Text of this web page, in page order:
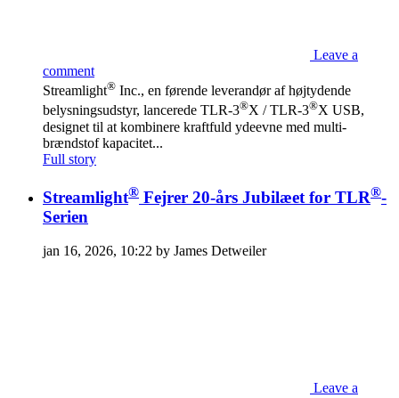
Leave a
comment
Streamlight® Inc., en førende leverandør af højtydende
belysningsudstyr, lancerede TLR-3®X / TLR-3®X USB,
designet til at kombinere kraftfuld ydeevne med multi-
brændstof kapacitet...
Full story
Streamlight® Fejrer 20-års Jubilæet for TLR®-
Serien
jan 16, 2026, 10:22 by James Detweiler
Leave a